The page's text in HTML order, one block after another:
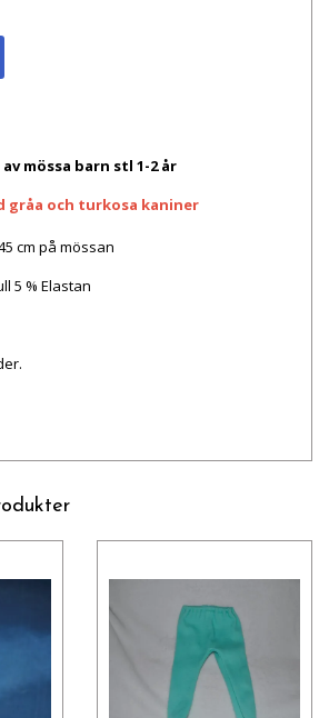
mössa barn stl 1-2 år
gråa och turkosa kaniner
cm på mössan
5 % Elastan